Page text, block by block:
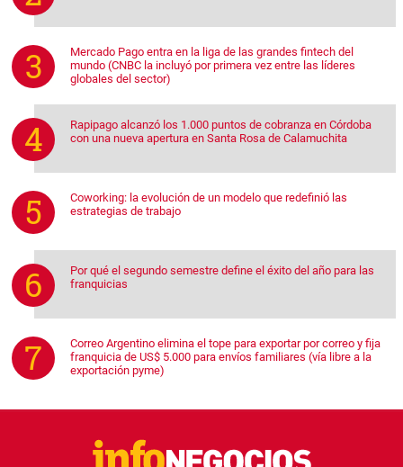
Mercado Pago entra en la liga de las grandes fintech del
mundo (CNBC la incluyó por primera vez entre las líderes
globales del sector)
Rapipago alcanzó los 1.000 puntos de cobranza en Córdoba
con una nueva apertura en Santa Rosa de Calamuchita
Coworking: la evolución de un modelo que redefinió las
estrategias de trabajo
Por qué el segundo semestre define el éxito del año para las
franquicias
Correo Argentino elimina el tope para exportar por correo y fija
franquicia de US$ 5.000 para envíos familiares (vía libre a la
exportación pyme)